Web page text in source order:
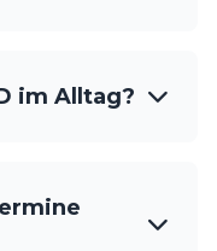
im Alltag?